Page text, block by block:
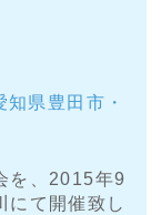
県豊田市・
を、2015年9
にて開催致し